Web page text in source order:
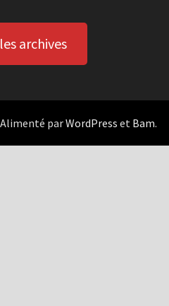
archives
parWordPress et Bam.